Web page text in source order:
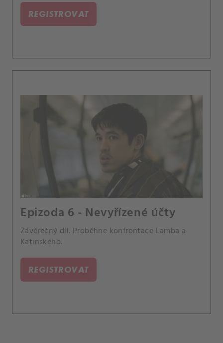
REGISTROVAT
Epizoda 6 - Nevyřízené účty
Závěrečný díl. Proběhne konfrontace Lamba a
Katinského.
REGISTROVAT